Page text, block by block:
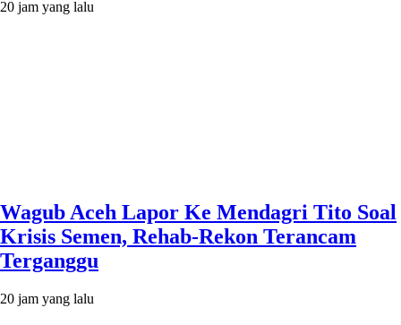
20 jam yang lalu
Wagub Aceh Lapor Ke Mendagri Tito Soal
Krisis Semen, Rehab-Rekon Terancam
Terganggu
20 jam yang lalu